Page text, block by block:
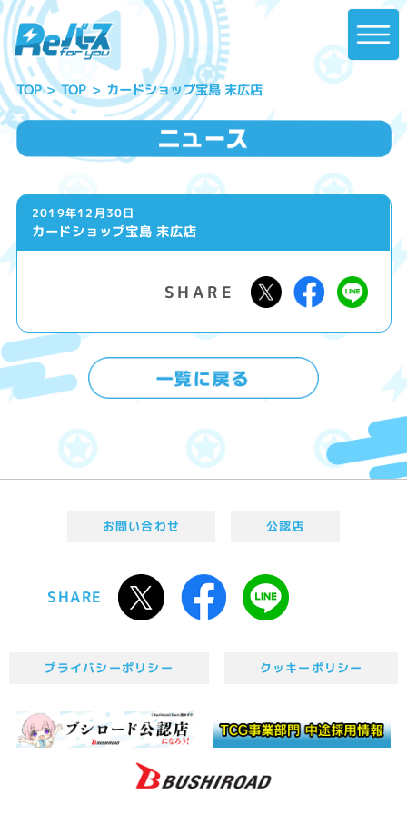
TOP TOP カードショップ宝島 末広店
2019年12月30日
カードショップ宝島 末広店
お問い合わせ 公認店
SHARE
プライバシーポリシー クッキーポリシー